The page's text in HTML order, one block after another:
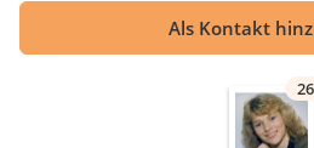
Als Kontakt
26